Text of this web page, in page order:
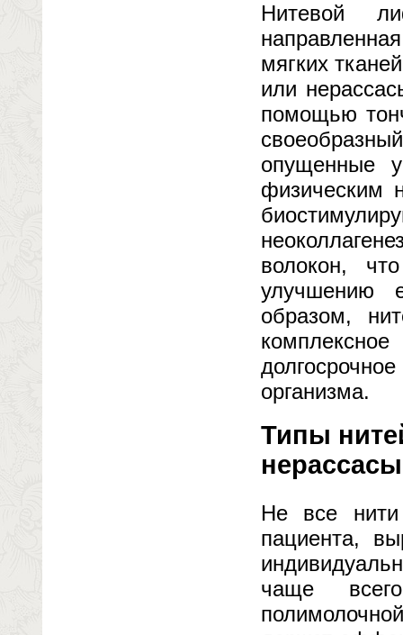
Нитевой
мягких
или
помощью
опущенные
физическим
волокон,
улучшению
образом,
организма.
Типы
Не все
пациента,
чаще